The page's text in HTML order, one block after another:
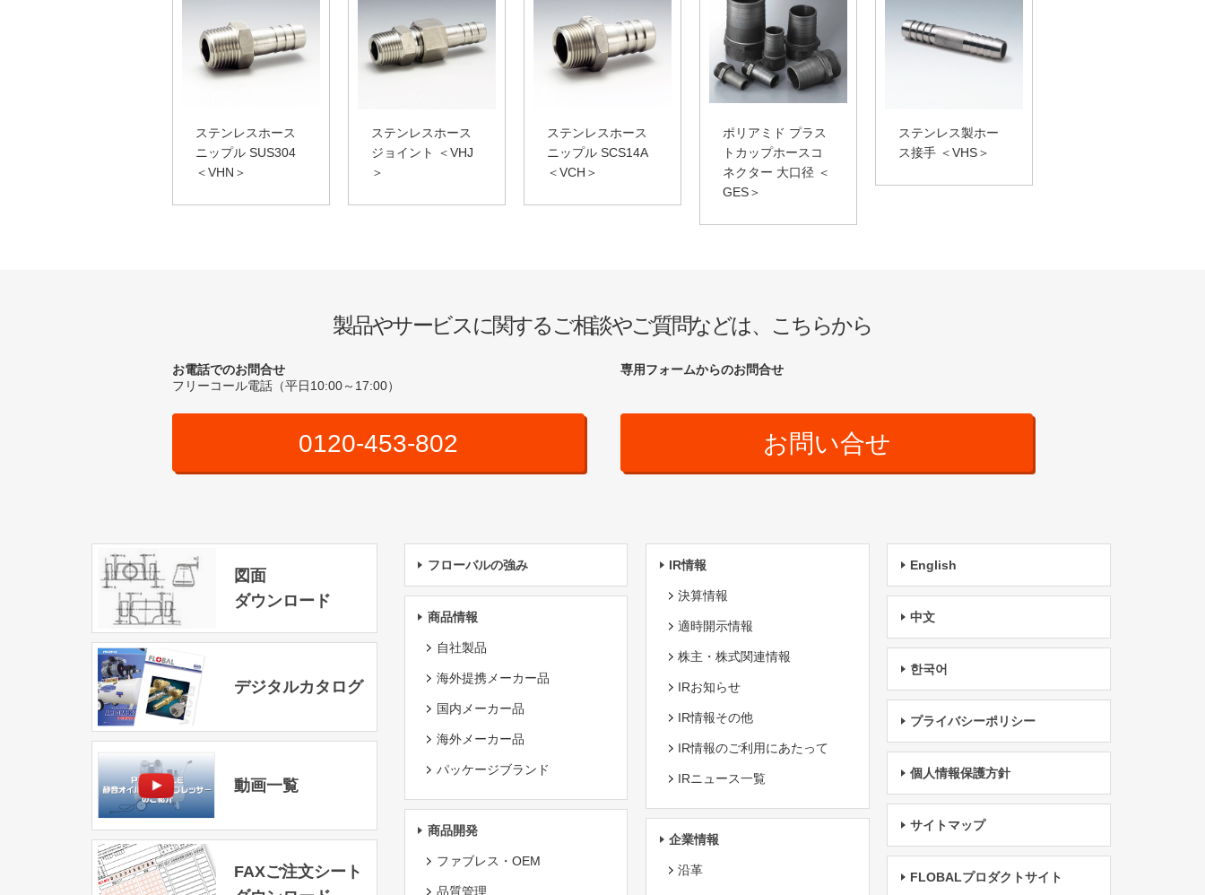
ステンレスホース
ニップル SUS304
＜VHN＞
ステンレスホース
ジョイント ＜VHJ
＞
ステンレスホース
ニップル SCS14A
＜VCH＞
ポリアミド プラス
トカップホースコ
ネクター 大口径 ＜
GES＞
ステンレス製ホー
ス接手 ＜VHS＞
製品やサービスに関するご相談やご質問などは、こちらから
お電話でのお問合せ
フリーコール電話（平日10:00～17:00）
0120-453-802
専用フォームからのお問合せ
お問い合せ
図面
ダウンロード
デジタルカタログ
動画一覧
FAXご注文シート
フローバルの強み
商品情報
自社製品
海外提携メーカー品
国内メーカー品
海外メーカー品
パッケージブランド
商品開発
ファブレス・OEM
品質管理
IR情報
決算情報
適時開示情報
株主・株式関連情報
IRお知らせ
IR情報その他
IR情報のご利用にあたって
IRニュース一覧
企業情報
沿革
English
中文
한국어
プライバシーポリシー
個人情報保護方針
サイトマップ
FLOBALプロダクトサイト